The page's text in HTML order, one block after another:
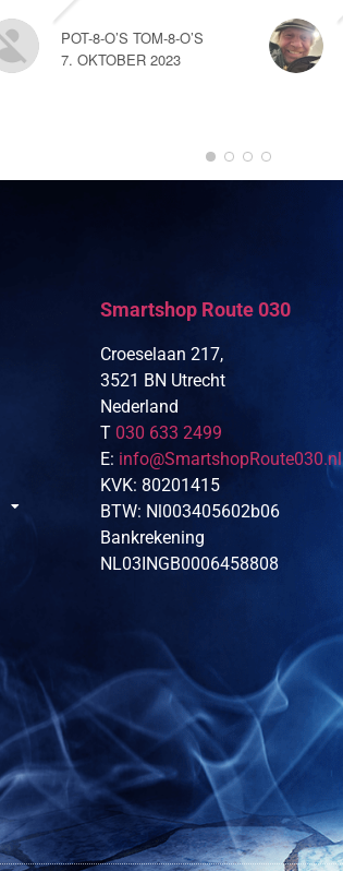
POT-8-O’S TOM-8-O’S
7. OKTOBER 2023
Smartshop Route 030
Croeselaan 217,
3521 BN Utrecht
Nederland
T 030 633 2499
E: info@SmartshopRoute030.nl
KVK: 80201415
BTW: Nl003405602b06
Bankrekening
NL03INGB0006458808